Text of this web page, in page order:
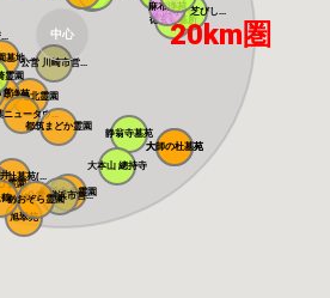
徳玄寺墓所
正伝寺 芝びし...
麻布浄苑
横浜中央霊園
都筑港北霊園
杜墓苑(...
旭翠苑
霊園
浄苑
墓地 ...
...
大師の杜墓苑
ヶ峰...
大師の杜墓苑
静翁寺墓苑
営...
公営 川崎市営...
公営 横浜市営...
ニュータウ...
あおぞら霊園
都筑まどか霊園
大本山 總持寺
霊園
中心 20km圏